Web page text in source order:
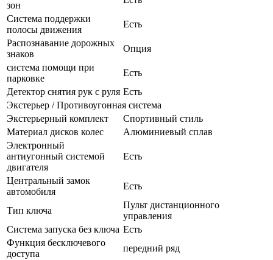
зон
Система поддержки
полосы движения
Есть
Распознавание дорожных
знаков
Опция
система помощи при
парковке
Есть
Детектор снятия рук с руля Есть
Экстерьер / Противоугонная система
Экстерьерный комплект
Спортивный стиль
Материал дисков колес
Алюминиевый сплав
Электронный
антиугонный системой
двигателя
Есть
Центральный замок
автомобиля
Есть
Тип ключа
Пульт дистанционного
управления
Система запуска без ключа Есть
Функция бесключевого
доступа
передний ряд